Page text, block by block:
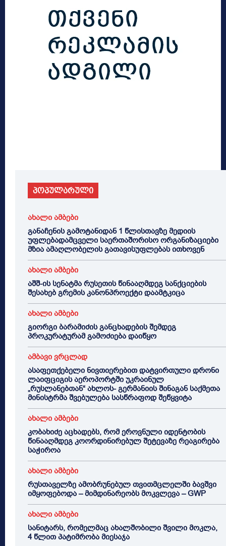
პოპულარული
ახალი ამბები
განაჩენის გამოტანიდან 1 წლისთავზე მედიის
უფლებადამცველი საერთაშორისო ორგანიზაციები
მზია ამაღლობელის გათავისუფლებას ითხოვენ
ახალი ამბები
აშშ-ის სენატმა რუსეთის წინააღმდეგ სანქციების
შესახებ გრემის კანონპროექტი დაამტკიცა
ახალი ამბები
გიორგი ბარამიძის განცხადების შემდეგ
პროკურატურამ გამოძიება დაიწყო
ამბავი ვრცლად
ასაფეთქებელი ნივთიერებით დატვირთული დრონი
ლაიფციგის აეროპორტში უკრაინულ
„რუსლანებთან“ ახლოს- გერმანიის შინაგან საქმეთა
მინისტრმა შვებულება სასწრაფოდ შეწყვიტა
ახალი ამბები
კობახიძე აცხადებს, რომ ეროვნული იდენტობის
წინააღმდეგ კოორდინირებულ შეტევაზე რეაგირება
საჭიროა
ახალი ამბები
რუსთაველზე ამობრუნებულ თვითმცლელში ბავშვი
იმყოფებოდა – მიმდინარეობს მოკვლევა – GWP
ახალი ამბები
სანიტარს, რომელმაც ახალშობილი შვილი მოკლა,
4 წლით პატიმრობა მიესაჯა